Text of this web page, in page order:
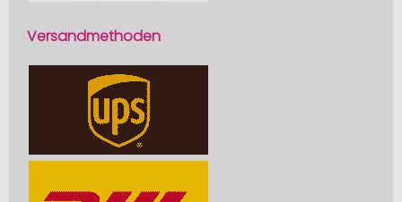
Versandmethoden